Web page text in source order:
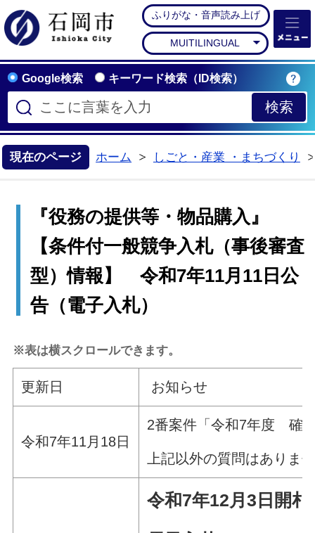
石岡市公式ホームペー
ふりがな・音声読み上げ
MUITILINGUAL
Google検索 キーワード検索（ID検索）
現在のページ ホーム
しごと・産業 ・まちづくり
『役務の提供等・物品購入』
【条件付一般競争入札（事後審査
型）情報】 令和7年11月11日公
告（電子入札）
※表は横スクロールできます。
更新日 お知らせ
令和7年11月18日
2番案件「令和7年度 確
上記以外の質問はありま
令和7年12月3日 開